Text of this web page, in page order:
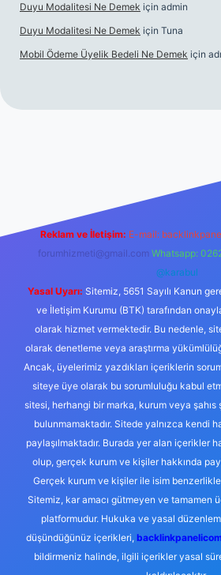
Duyu Modalitesi Ne Demek için admin
Duyu Modalitesi Ne Demek için Tuna
Mobil Ödeme Üyelik Bedeli Ne Demek için
Reklam ve İletişim: E-mail:
forumhizmeti@gmail.com Whatsapp:
@karabul
Yasal Uyarı: Sitemiz, 5651 Sayılı Kanun
ve İletişim Kurumu (BTK) tarafından
olarak hizmet vermektedir. Bu nedenle,
olarak denetleme veya araştırma
Ancak, üyelerimiz yazdıkları içeriklerin
siteye üye olarak bu sorumluluğu kabul
sitesi, herhangi bir marka, kurum veya şahıs
bulunmamaktadır. Sitede yalnızca kendi
paylaşılmaktadır. Burada yer alan içerikler
olup, gerçek kurum ve kişiler hakkında
Gerçek kurum ve kişiler ile isim
Sitemiz, kar amacı gütmeyen ve tamamen
platformudur. Hukuka ve yasal
düşündüğünüz içerikleri,
bildirmeniz halinde, ilgili içerikler yasal